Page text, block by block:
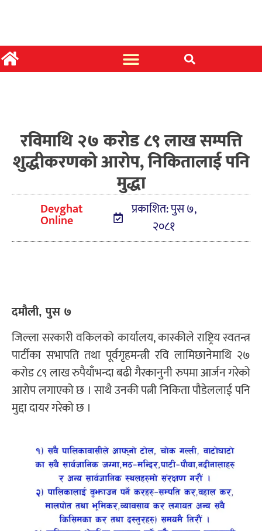
रविमाथि २७ करोड ८९ लाख सम्पत्ति
शुद्धीकरणको आरोप, निकितालाई पनि
मुद्धा
Devghat
Online
प्रकाशित: पुस ७,
२०८१
दमौली, पुस ७
जिल्ला सरकारी वकिलको कार्यालय, कास्कीले राष्ट्रिय स्वतन्त्र
पार्टीका सभापति तथा पूर्वगृहमन्त्री रवि लामिछानेमाथि २७
करोड ८९ लाख रुपैयाँभन्दा बढी गैरकानुनी रुपमा आर्जन गरेको
आरोप लगाएको छ । साथै उनकी पत्नी निकिता पौडेललाई पनि
मुद्दा दायर गरेको छ ।